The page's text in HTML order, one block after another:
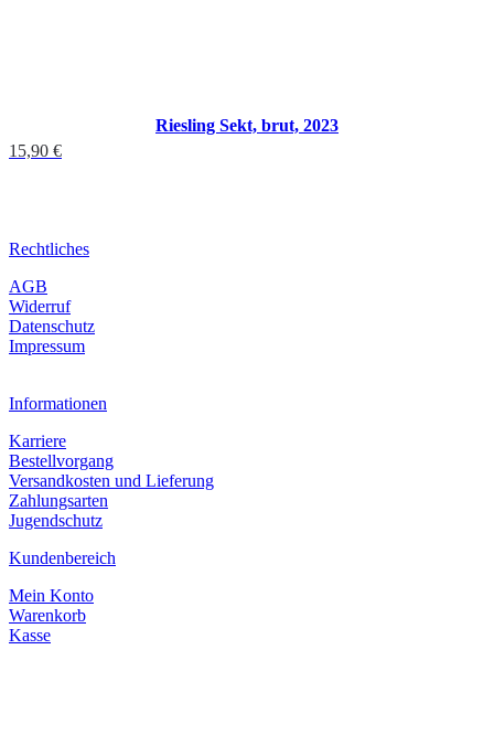
Riesling Sekt, brut, 2023
15,90 €
Rechtliches
AGB
Widerruf
Datenschutz
Impressum
Informationen
Karriere
Bestellvorgang
Versandkosten und Lieferung
Zahlungsarten
Jugendschutz
Kundenbereich
Mein Konto
Warenkorb
Kasse